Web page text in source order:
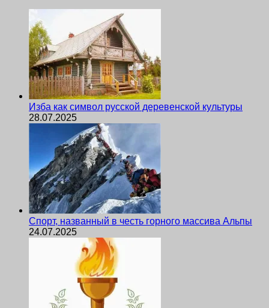
Изба как символ русской деревенской культуры
28.07.2025
Спорт, названный в честь горного массива Альпы
24.07.2025